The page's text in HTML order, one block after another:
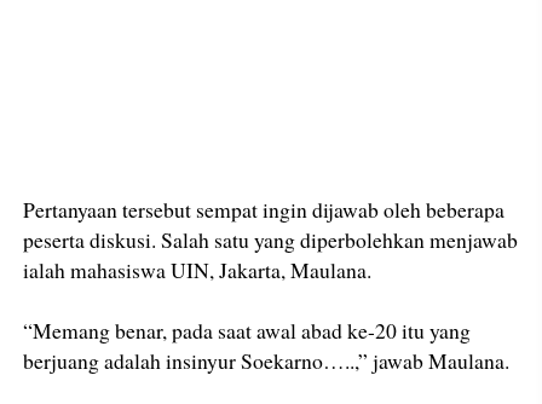
Pertanyaan tersebut sempat ingin dijawab oleh beberapa
peserta diskusi. Salah satu yang diperbolehkan menjawab
ialah mahasiswa UIN, Jakarta, Maulana.
“Memang benar, pada saat awal abad ke-20 itu yang
berjuang adalah insinyur Soekarno…..,” jawab Maulana.